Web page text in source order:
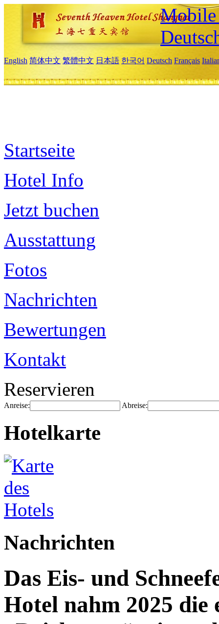
Mobile
English 简体中文 繁體中文 日本語 한국어 Deutsch Français
Startseite
Hotel Info
Jetzt buchen
Ausstattung
Fotos
Nachrichten
Bewertungen
Kontakt
Reservieren
Anreise: Abreise:
Hotelkarte
Nachrichten
Das Eis- und
Hotel nahm 2025 die